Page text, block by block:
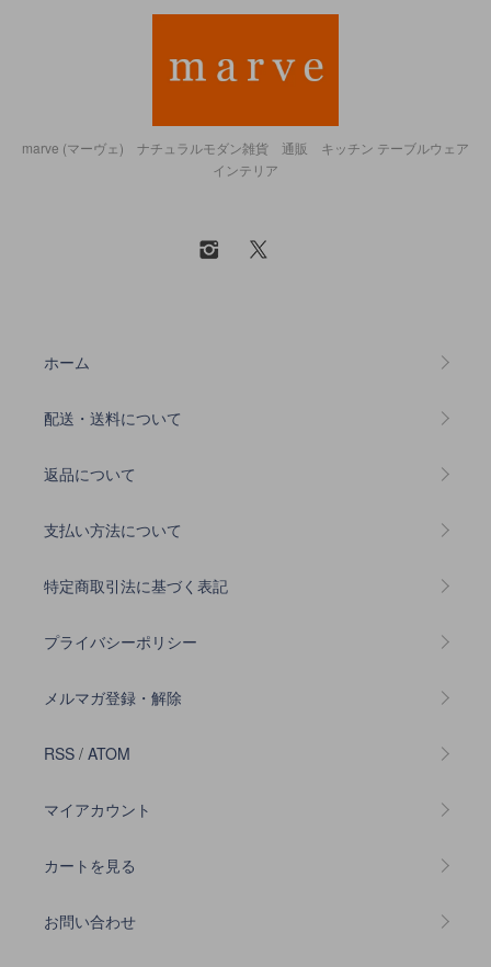
marve (マーヴェ) ナチュラルモダン雑貨 通販 キッチン テーブルウェア
インテリア
ホーム
配送・送料について
返品について
支払い方法について
特定商取引法に基づく表記
プライバシーポリシー
メルマガ登録・解除
RSS / ATOM
マイアカウント
カートを見る
お問い合わせ